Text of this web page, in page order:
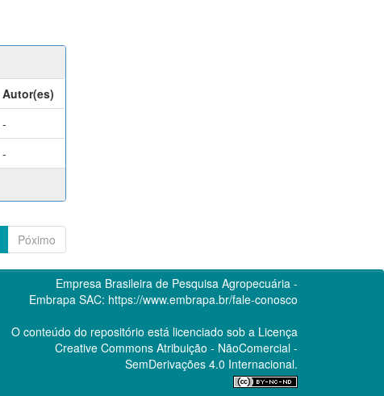
Autor(es)
-
-
Póximo
Empresa Brasileira de Pesquisa Agropecuária -
Embrapa SAC: https://www.embrapa.br/fale-conosco
O conteúdo do repositório está licenciado sob a Licença
Creative CommonsAtribuição - NãoComercial -
SemDerivações 4.0 Internacional.